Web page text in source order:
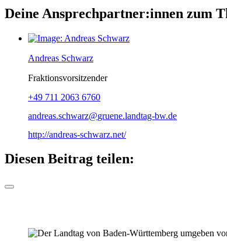
Deine Ansprechpartner:innen zum
Andreas Schwarz
Fraktionsvorsitzender
+49 711 2063 6760
andreas.schwarz
gruene.landtag-bw de
http://andreas-schwarz.net/
Diesen Beitrag teilen: